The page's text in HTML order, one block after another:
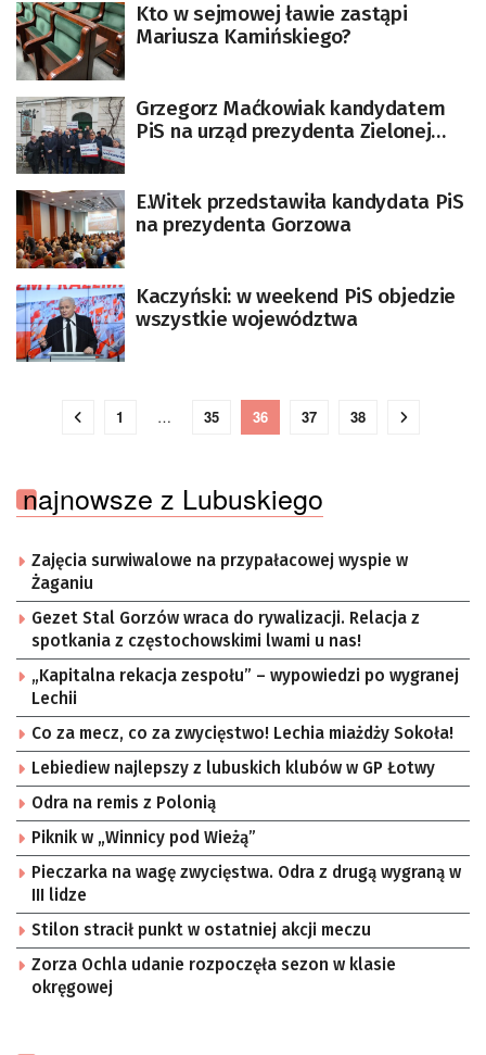
Kto w sejmowej ławie zastąpi
Mariusza Kamińskiego?
Grzegorz Maćkowiak kandydatem
PiS na urząd prezydenta Zielonej
E.Witek przedstawiła kandydata PiS
na prezydenta Gorzowa
Kaczyński: w weekend PiS objedzie
wszystkie województwa
1 … 35 36 37 38
najnowsze z Lubuskiego
Zajęcia surwiwalowe na przypałacowej wyspie w
Żaganiu
Gezet Stal Gorzów wraca do rywalizacji. Relacja z
spotkania z częstochowskimi lwami u nas!
„Kapitalna rekacja zespołu” – wypowiedzi po wygranej
Lechii
Co za mecz, co za zwycięstwo! Lechia miażdży Sokoła!
Lebiediew najlepszy z lubuskich klubów w GP Łotwy
Odra na remis z Polonią
Piknik w „Winnicy pod Wieżą”
Pieczarka na wagę zwycięstwa. Odra z drugą wygraną w
III lidze
Stilon stracił punkt w ostatniej akcji meczu
Zorza Ochla udanie rozpoczęła sezon w klasie
okręgowej